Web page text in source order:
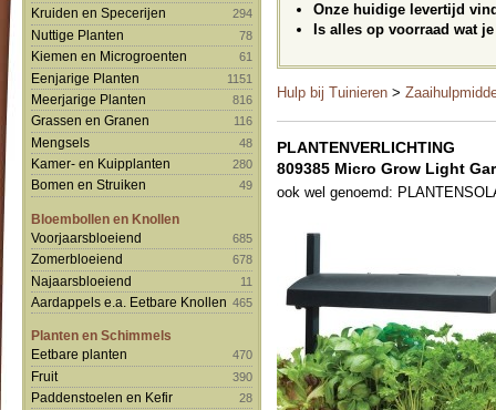
Kruiden en Specerijen 294
Nuttige Planten 78
Kiemen en Microgroenten 61
Eenjarige Planten 1151
Meerjarige Planten 816
Grassen en Granen 116
Mengsels 48
Kamer- en Kuipplanten 280
Bomen en Struiken 49
Bloembollen en Knollen
Voorjaarsbloeiend
685
Zomerbloeiend 678
Najaarsbloeiend 11
Aardappels e.a. Eetbare Knollen 465
Planten en Schimmels
Eetbare planten
470
Fruit 390
Paddenstoelen en Kefir 28
Onze huidige levertijd
Is alles op voorraad wat
Hulp bij Tuinieren >
PLANTENVERLICHTING
809385 Micro Grow Light
ook wel genoemd: